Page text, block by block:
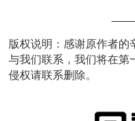
版权说明：感谢原作者的
与我们联系，我们将在第
侵权请联系删除。